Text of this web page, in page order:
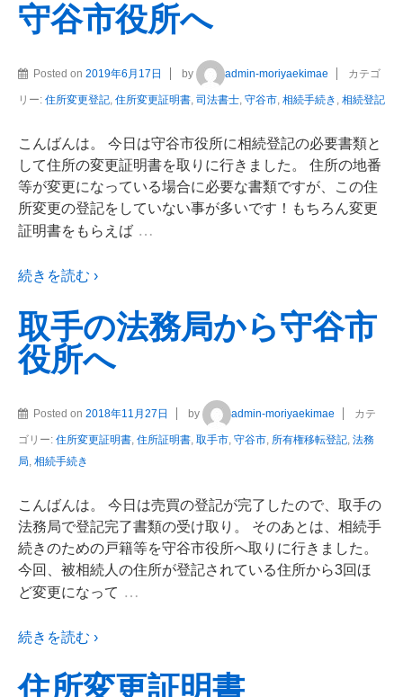
守谷市役所へ
Posted on 2019年6月17日 by admin-moriyaekimae カテゴ
リー: 住所変更登記 住所変更証明書 司法書士 守谷市 相続手続き 相続登記
こんばんは。 今日は守谷市役所に相続登記の必要書類と
して住所の変更証明書を取りに行きました。 住所の地番
等が変更になっている場合に必要な書類ですが、この住
所変更の登記をしていない事が多いです！もちろん変更
証明書をもらえば …
続きを読む ›
取手の法務局から守谷市
役所へ
Posted on 2018年11月27日 by admin-moriyaekimae カテ
ゴリー: 住所変更証明書 住所証明書 取手市 守谷市 所有権移転登記 法務
局 相続手続き
こんばんは。 今日は売買の登記が完了したので、取手の
法務局で登記完了書類の受け取り。 そのあとは、相続手
続きのための戸籍等を守谷市役所へ取りに行きました。
今回、被相続人の住所が登記されている住所から3回ほ
ど変更になって …
続きを読む ›
住所変更証明書